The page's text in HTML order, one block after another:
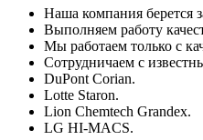
Наша компания берется
Выполняем работу
Мы работаем только с
Сотрудничаем с
DuPont Corian.
Lotte Staron.
Lion Chemtech Grandex.
LG HI-MACS.